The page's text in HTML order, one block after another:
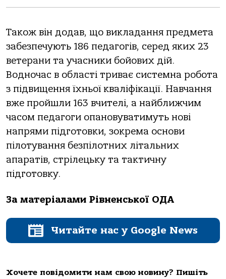
Також він додав, що викладання предмета
забезпечують 186 педагогів, серед яких 23
ветерани та учасники бойових дій.
Водночас в області триває системна робота
з підвищення їхньої кваліфікації. Навчання
вже пройшли 163 вчителі, а найближчим
часом педагоги опановуватимуть нові
напрями підготовки, зокрема основи
пілотування безпілотних літальних
апаратів, стрілецьку та тактичну
підготовку.
За матеріалами Рівненської ОДА
Читайте нас у Google News
Хочете повідомити нам свою новину? Пишіть